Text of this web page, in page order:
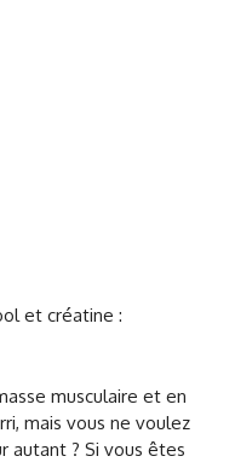
et créatine :
musculaire et en
mais vous ne voulez
autant ? Si vous êtes